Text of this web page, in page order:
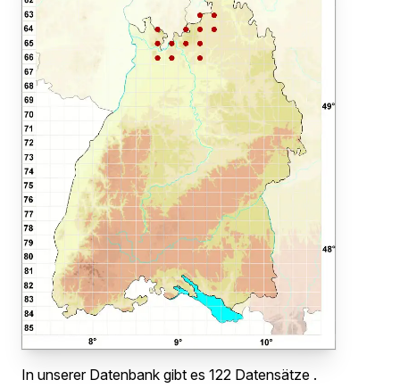
In unserer Datenbank gibt es 122 Datensätze .